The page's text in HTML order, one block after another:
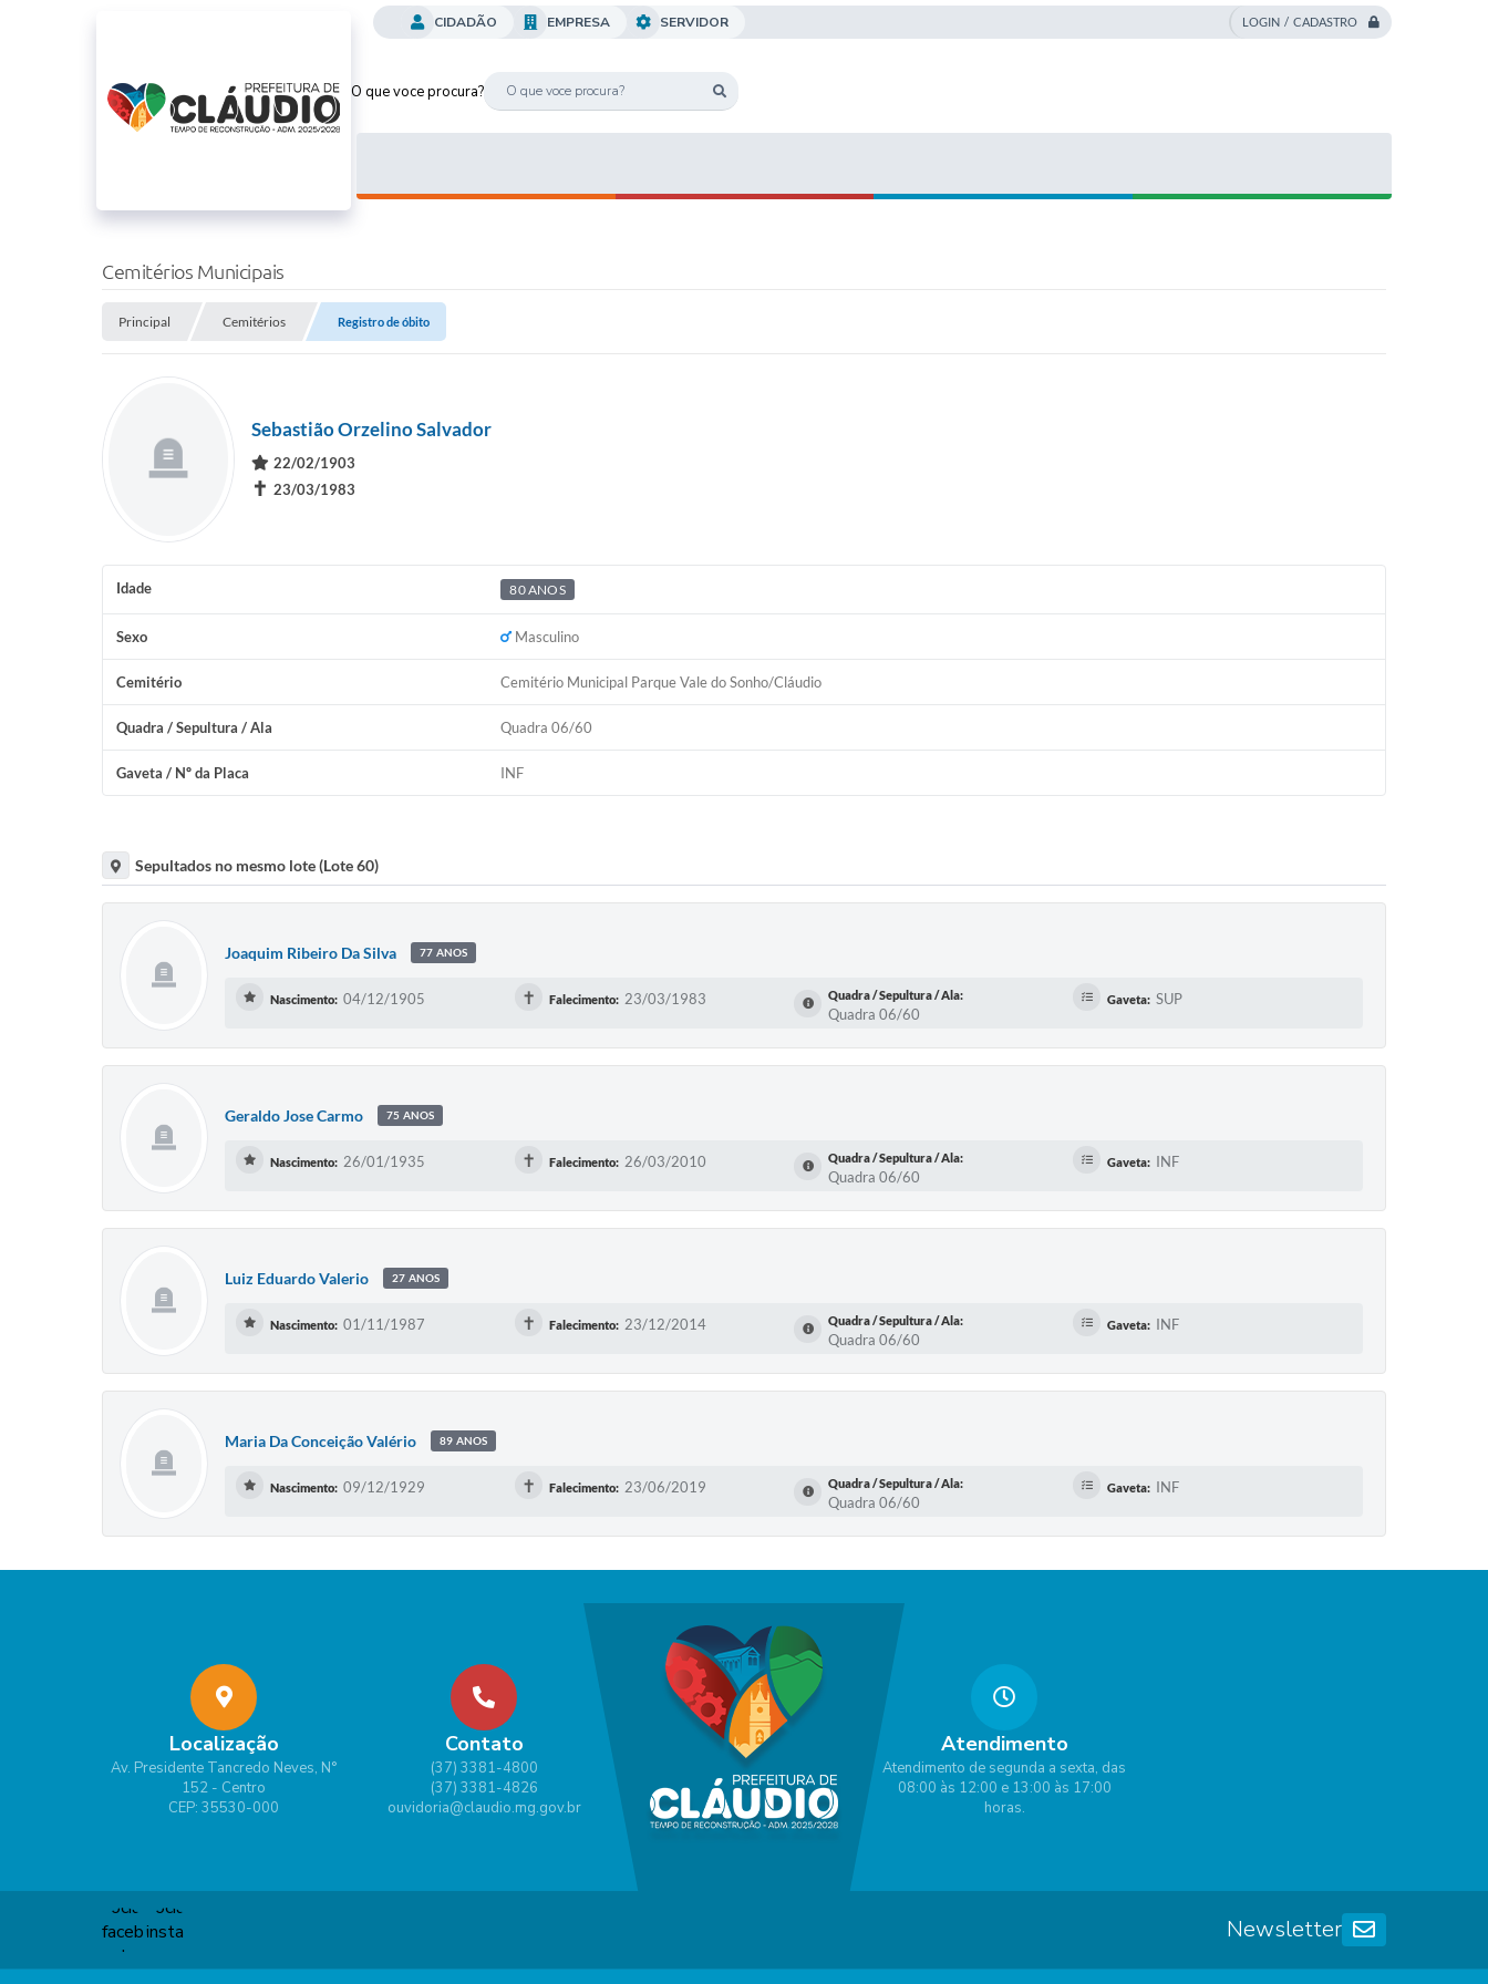
LOGIN / CADASTRO
O que voce procura?
CIDADÃO EMPRESA SERVIDOR
Cemitérios Municipais
Principal Cemitérios Registro de óbito
Sebastião Orzelino Salvador
22/02/1903
✝ 23/03/1983
Idade 80 ANOS
Sexo Masculino
Cemitério Cemitério Municipal Parque Vale do Sonho/Cláudio
Quadra / Sepultura / Ala Quadra 06/60
Gaveta / Nº da Placa INF
Sepultados no mesmo lote (Lote 60)
Joaquim Ribeiro Da Silva 77 ANOS
Nascimento: 04/12/1905 ✝ Falecimento: 23/03/1983 Quadra / Sepultura / Ala:
Quadra 06/60
Gaveta: SUP
Geraldo Jose Carmo 75 ANOS
Nascimento: 26/01/1935 ✝ Falecimento: 26/03/2010 Quadra / Sepultura / Ala:
Quadra 06/60
Gaveta: INF
Luiz Eduardo Valerio 27 ANOS
Nascimento: 01/11/1987 ✝ Falecimento: 23/12/2014 Quadra / Sepultura / Ala:
Quadra 06/60
Gaveta: INF
Maria Da Conceição Valério 89 ANOS
Nascimento: 09/12/1929 ✝ Falecimento: 23/06/2019 Quadra / Sepultura / Ala:
Quadra 06/60
Gaveta: INF
Localização
Av. Presidente Tancredo Neves, N°
152 - Centro
CEP: 35530-000
Contato
(37) 3381-4800
(37) 3381-4826
ouvidoria@claudio.mg.gov.br
Atendimento
Atendimento de segunda a sexta, das
08:00 às 12:00 e 13:00 às 17:00
horas.
Newsletter